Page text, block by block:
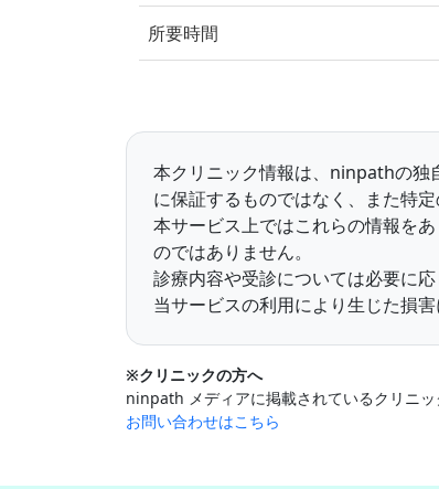
所要時間
本クリニック情報は、ninpathの独
に保証するものではなく、また特
本サービス上ではこれらの情報を
のではありません。
診療内容や受診については必要に
当サービスの利用により生じた損
※クリニックの方へ
ninpath メディアに掲載されているクリニ
お問い合わせはこちら